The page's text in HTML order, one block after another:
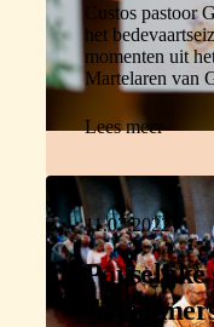
Custos pastoor
het
momenten uit
Martelaren van
Lees meer
11.07.2022
Pauselijke